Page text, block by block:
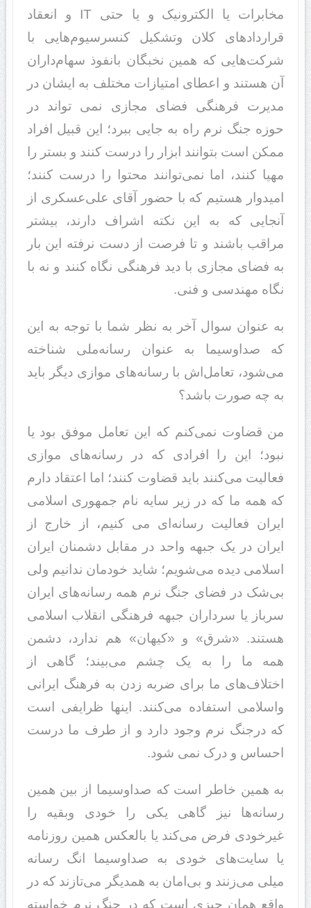
مخابرات یا الکترونیک و یا حتی IT و انعقاد
قراردادهای کلان وتشکیل کنسرسیوم‌هایی با
شرکت‌هایی که همین نخبگان بانفوذ سهام‌داران
آن هستند و اعطای امتیازات مختلف به ایشان در
مدیرت فرهنگی فضای مجازی نمی تواند در
حوزه جنگ نرم راه به جایی ببرد؛ این قبیل افراد
ممکن است بتوانند ابزار را درست کنند و بستر را
مهیا کنند، اما نمی‌توانند محتوا را درست کنند؛
امیدوار هستیم که با حضور آقای علی‌عسکری از
آنجایی که به این نکته اشراف دارند، بیشتر
مراقب باشند و تا فرصت از دست نرفته این بار
به فضای مجازی با دید فرهنگی نگاه کنند و نه با
نگاه مهندسی و فنی.
به عنوان سوال آخر به نظر شما با توجه به این
که صداوسیما به عنوان رسانه‌ملی شناخته
می‌شود، تعامل‌اش با رسانه‌های موازی دیگر باید
به چه صورت باشد؟
من قضاوت نمی‌کنم که این تعامل موفق بود یا
نبود؛ این را افرادی که در رسانه‌های موازی
فعالیت می‌کنند باید قضاوت کنند؛ اما اعتقاد دارم
که همه ما که در زیر سایه نام جمهوری اسلامی
ایران فعالیت رسانه‌ای می کنیم، از خارج از
ایران در یک جبهه واحد در مقابل دشمنان ایران
اسلامی دیده می‌شویم؛ شاید خودمان ندانیم ولی
بی‌شک در فضای جنگ نرم همه رسانه‌های ایران
سرباز یا سرداران جبهه فرهنگی انقلاب اسلامی
هستند. «شرق» و «کیهان» هم ندارد، دشمن
همه ما را به یک چشم می‌بیند؛ گاهی از
اختلاف‌های ما برای ضربه زدن به فرهنگ ایرانی
واسلامی استفاده می‌کنند. اینها ظرایفی است
که درجنگ نرم وجود دارد و از طرف ما درست
احساس و درک نمی شود.
به همین خاطر است که صداوسیما از بین همین
رسانه‌ها نیز گاهی یکی را خودی وبقیه را
غیرخودی فرض می‌کند یا بالعکس همین روزنامه
یا سایت‌های خودی به صداوسیما انگ رسانه
میلی می‌زنند و بی‌امان به همدیگر می‌تازند که در
واقع همان چیزی است که در جنگ نرم خواسته